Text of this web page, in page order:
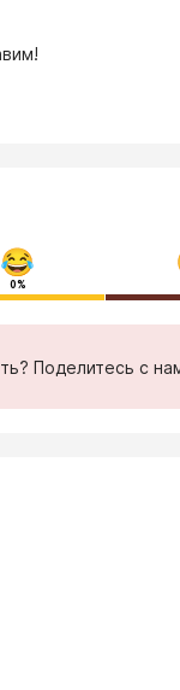
0%
Поделитесь с